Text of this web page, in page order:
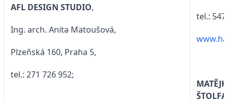
AFL DESIGN STUDIO,
Ing. arch. Anita Matoušová,
Plzeňská 160, Praha 5,
tel.: 271 726 952;
tel.: 547
ŠTOLFA